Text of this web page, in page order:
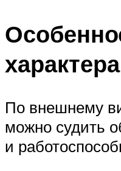
характера
По внешнему
можно судить
и